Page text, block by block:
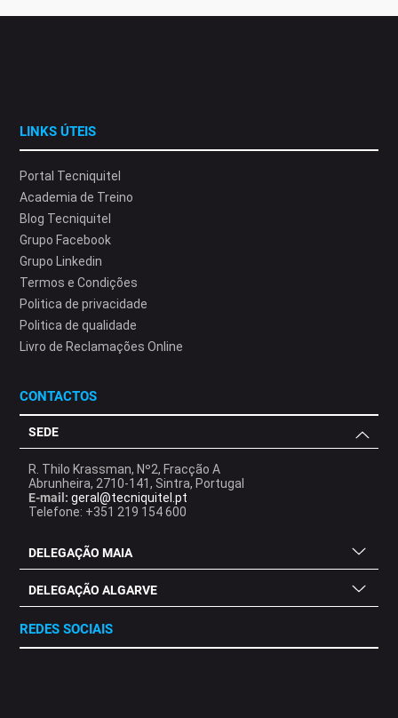
LINKS ÚTEIS
Portal Tecniquitel
Academia de Treino
Blog Tecniquitel
Grupo Facebook
Grupo Linkedin
Termos e Condições
Politica de privacidade
Politica de qualidade
Livro de Reclamações Online
CONTACTOS
SEDE
R. Thilo Krassman, Nº2, Fracção A
Abrunheira, 2710-141, Sintra, Portugal
E-mail: geral@tecniquitel.pt
Telefone: +351 219 154 600
DELEGAÇÃO MAIA
DELEGAÇÃO ALGARVE
REDES SOCIAIS